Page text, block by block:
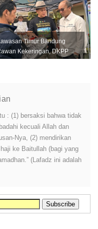
Timur Bandung
Kekeringan, DKPP
: (1) bersaksi bahwa tidak
kecuali Allah dan
Nya, (2) mendirikan
ke Baitullah (bagi yang
(Lafadz ini adalah